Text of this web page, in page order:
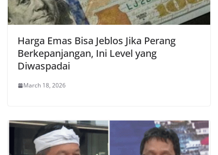
Harga Emas Bisa Jeblos Jika Perang
Berkepanjangan, Ini Level yang
Diwaspadai
March 18, 2026